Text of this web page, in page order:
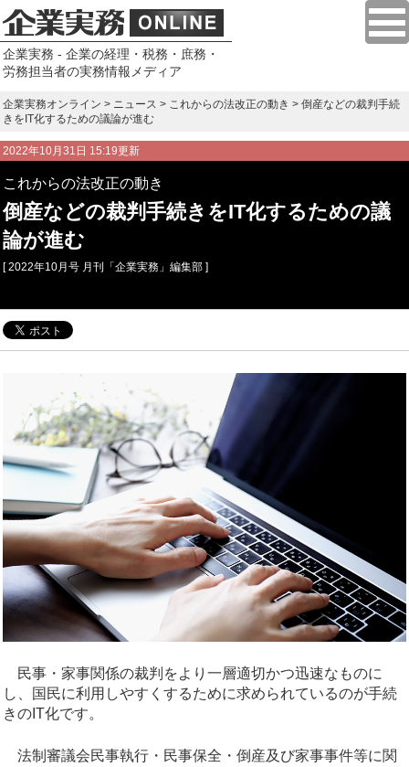
企業実務 - 企業の経理・税務・庶務・
労務担当者の実務情報メディア
企業実務オンライン > ニュース > これからの法改正の動き > 倒産などの裁判手続
きをIT化するための議論が進む
2022年10月31日 15:19更新
これからの法改正の動き
倒産などの裁判手続きをIT化するための議
論が進む
[ 2022年10月号 月刊「企業実務」編集部 ]
民事・家事関係の裁判をより一層適切かつ迅速なものに
し、国民に利用しやすくするために求められているのが手続
きのIT化です。
法制審議会民事執行・民事保全・倒産及び家事事件等に関